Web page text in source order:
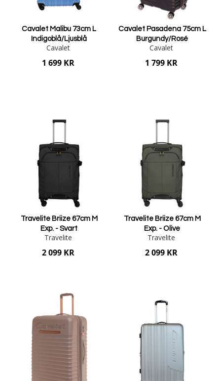
Cavalet Malibu 73cm L
Indigoblå/Ljusblå
Cavalet
1 699 KR
Cavalet Pasadena 75cm L
Burgundy/Rosé
Cavalet
1 799 KR
Travelite Briize 67cm M
Exp. - Svart
Travelite
2 099 KR
Travelite Briize 67cm M
Exp. - Olive
Travelite
2 099 KR